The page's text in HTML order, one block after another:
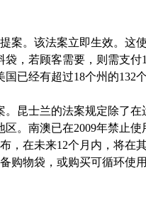
。该法案立即生效。这
，若顾客需要，则需支付
经有超过18个州的132个
士兰的法案规定除了在
。南澳已在2009年禁止
在未来12个月内，将在
购物袋，或购买可循环使用